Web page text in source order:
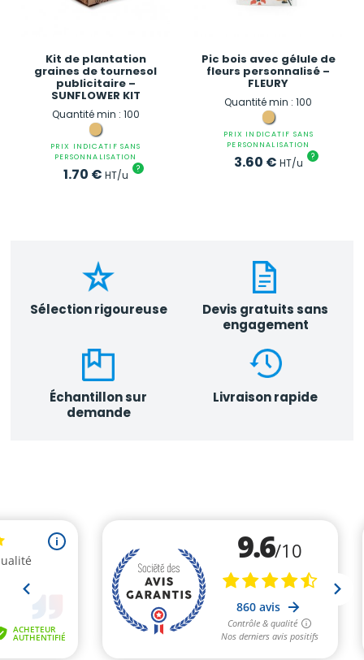
Kit de plantation
graines de tournesol
publicitaire –
SUNFLOWER KIT
Quantité min : 100
PRIX INDICATIF SANS
PERSONNALISATION
1.70 € HT/u ?
Pic bois avec gélule de
fleurs personnalisé –
FLEURY
Quantité min : 100
PRIX INDICATIF SANS
PERSONNALISATION
3.60 € HT/u ?
Sélection rigoureuse
Devis gratuits sans
engagement
Échantillon sur
demande
Livraison rapide